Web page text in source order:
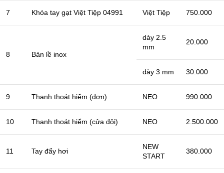
7 Khóa tay gạt Việt Tiệp 04991 Việt Tiệp 750.000
8 Bản lề inox
dày 2.5
mm
20.000
dày 3 mm 30.000
9 Thanh thoát hiểm (đơn) NEO 990.000
10 Thanh thoát hiểm (cửa đôi) NEO 2.500.000
11 Tay đẩy hơi
NEW
START
380.000